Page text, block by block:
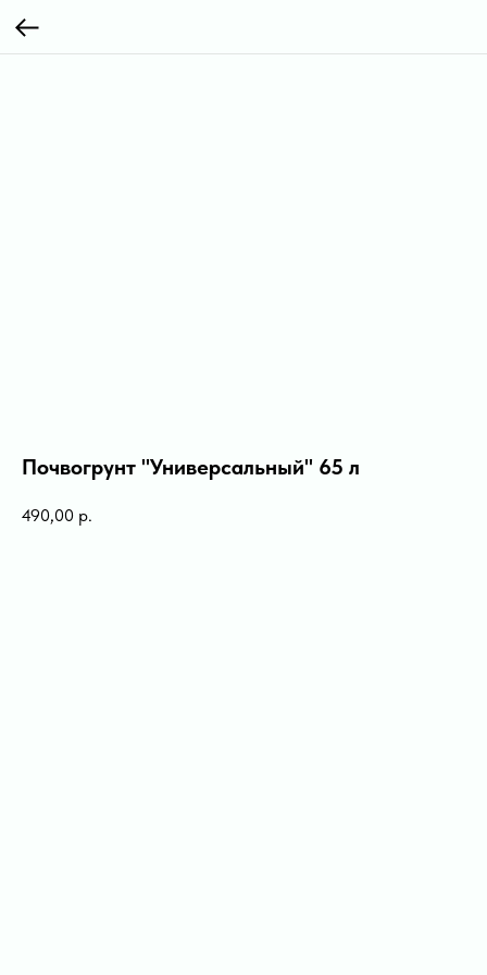
Почвогрунт "Универсальный" 65 л
490,00 р.